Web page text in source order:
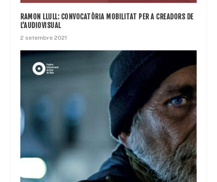
RAMON LLULL: CONVOCATÒRIA MOBILITAT PER A CREADORS DE
L’AUDIOVISUAL
2 setembre 2021